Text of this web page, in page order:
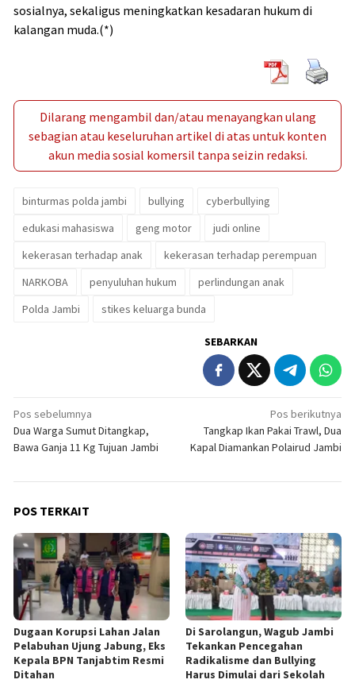
sosialnya, sekaligus meningkatkan kesadaran hukum di
kalangan muda.(*)
Dilarang mengambil dan/atau menayangkan ulang
sebagian atau keseluruhan artikel di atas untuk konten
akun media sosial komersil tanpa seizin redaksi.
binturmas polda jambi bullying
cyberbullying
edukasi mahasiswa
geng motor
judi online
kekerasan terhadap anak
kekerasan terhadap perempuan
NARKOBA
penyuluhan hukum
perlindungan anak
Polda Jambi
stikes keluarga bunda
SEBARKAN
Navigasi
pos
Pos sebelumnya
Dua Warga Sumut Ditangkap,
Bawa Ganja 11 Kg Tujuan Jambi
Pos berikutnya
Tangkap Ikan Pakai Trawl, Dua
Kapal Diamankan Polairud Jambi
POS TERKAIT
Dugaan Korupsi Lahan Jalan
Pelabuhan Ujung Jabung, Eks
Kepala BPN Tanjabtim Resmi
Ditahan
Di Sarolangun, Wagub Jambi
Tekankan Pencegahan
Radikalisme dan Bullying
Harus Dimulai dari Sekolah